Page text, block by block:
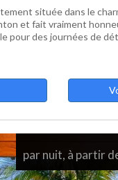
située dans le
et fait vraiment
pour des journées de
par nuit, à partir